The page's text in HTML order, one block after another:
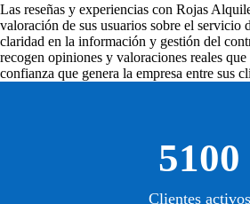
Las reseñas y experiencias con Rojas
valoración de sus usuarios sobre el servicio
claridad en la información y gestión del
recogen opiniones y valoraciones reales
confianza que genera la empresa entre sus
5100
Clientes activos